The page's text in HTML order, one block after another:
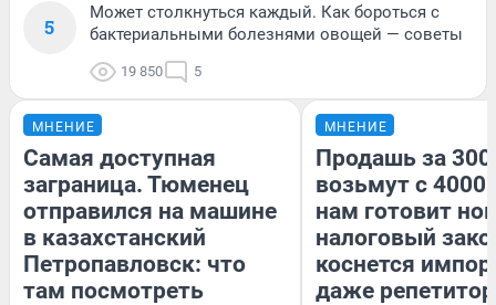
5
Может столкнуться каждый. Как бороться с
бактериальными болезнями овощей — советы
19 850 5
МНЕНИЕ
Самая доступная
заграница. Тюменец
отправился на машине
в казахстанский
Петропавловск: что
там посмотреть
МНЕНИЕ
Продашь за
возьмут с
нам готовит
налоговый
коснется
даже